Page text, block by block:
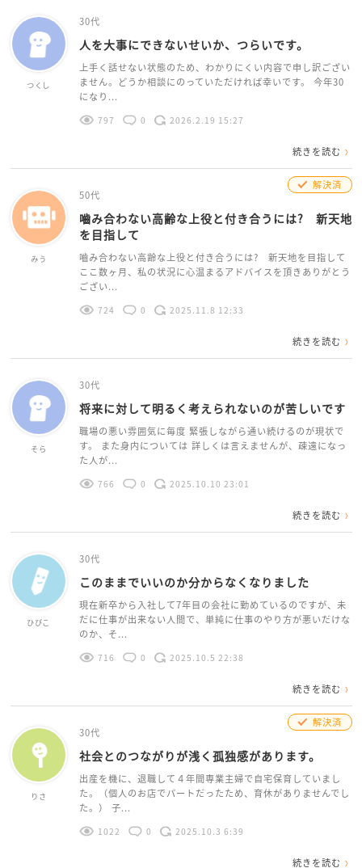
つくし
30代
人を大事にできないせいか、つらいです。
上手く話せない状態のため、わかりにくい内容で申し訳ござい
ません。どうか相談にのっていただければ幸いです。 今年30
になり...
797 0 2026.2.19 15:27
続きを読む
みう
解決済
50代
嚙み合わない高齢な上役と付き合うには? 新天地
を目指して
嚙み合わない高齢な上役と付き合うには? 新天地を目指して
ここ数ヶ月、私の状況に心温まるアドバイスを頂きありがとう
ござい...
724 0 2025.11.8 12:33
続きを読む
そら
30代
将来に対して明るく考えられないのが苦しいです
職場の悪い雰囲気に毎度 緊張しながら通い続けるのが現状で
す。 また身内については 詳しくは言えませんが、疎遠になっ
た人が...
766 0 2025.10.10 23:01
続きを読む
ひびこ
30代
このままでいいのか分からなくなりました
現在新卒から入社して7年目の会社に勤めているのですが、未
だに仕事が出来ない人間で、単純に仕事のやり方が悪いだけな
のか、そ...
716 0 2025.10.5 22:38
続きを読む
りさ
解決済
30代
社会とのつながりが浅く孤独感があります。
出産を機に、退職して４年間専業主婦で自宅保育していまし
た。（個人のお店でパートだったため、育休がありませんでし
た。） 子...
1022 0 2025.10.3 6:39
続きを読む